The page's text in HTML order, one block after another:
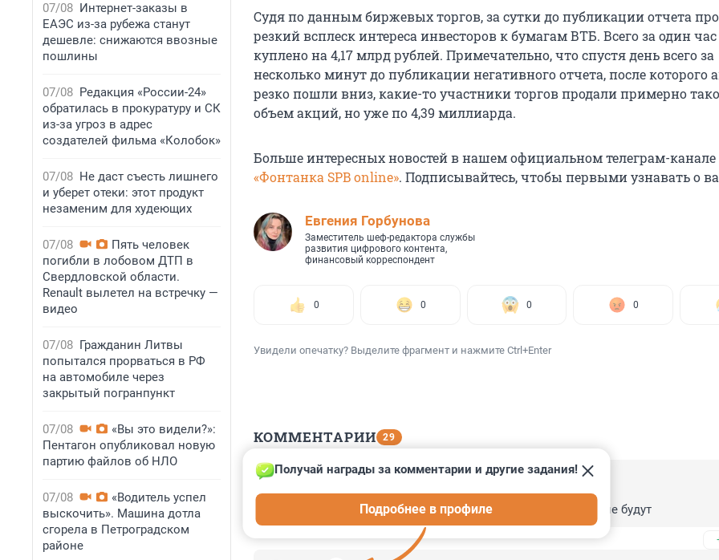
07/08 Интернет-заказы в
ЕАЭС из-за рубежа станут
дешевле: снижаются ввозные
пошлины
07/08 Редакция «России-24»
обратилась в прокуратуру и СК
из-за угроз в адрес
создателей фильма «Колобок»
07/08 Не даст съесть лишнего
и уберет отеки: этот продукт
незаменим для худеющих
07/08
Пять человек
погибли в лобовом ДТП в
Свердловской области.
Renault вылетел на встречку —
видео
07/08 Гражданин Литвы
попытался прорваться в РФ
на автомобиле через
закрытый погранпункт
07/08
«Вы это видели?»:
Пентагон опубликовал новую
партию файлов об НЛО
07/08
«Водитель успел
выскочить». Машина дотла
сгорела в Петроградском
районе
Судя по данным биржевых торгов, за сутки до публикации отчета
резкий всплеск интереса инвесторов к бумагам ВТБ. Всего за один
куплено на 4,17 млрд рублей. Примечательно, что спустя день всего за
несколько минут до публикации негативного отчета, после которого
резко пошли вниз, какие-то участники торгов продали примерно
объем акций, но уже по 4,39 миллиарда.
Больше интересных новостей в нашем официальном телеграм-канале
«Фонтанка SPB online». Подписывайтесь, чтобы первыми узнавать о
Евгения Горбунова
Заместитель шеф-редактора службы
развития цифрового контента,
финансовый корреспондент
0 0 0 0
Увидели опечатку? Выделите фрагмент и нажмите Ctrl+Enter
КОММЕНТАРИИ 29
Гость
Инсайд при торговле акциями расследовать, естественно, не будут
Получай награды за комментарии и другие задания!
Подробнее в профиле